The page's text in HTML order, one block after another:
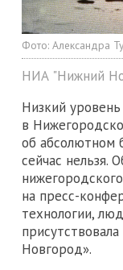
Фото: Александра
НИА "Нижний
Низкий
в
об абсолютном
сейчас нельзя.
на пресс-
технологии,
Новгород».